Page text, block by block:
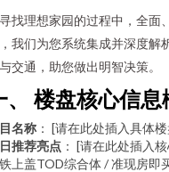
找理想家园的过程中，全面
我们为您系统集成并深度解
交通，助您做出明智决策。
、 楼盘核心信息
名称 ： [请在此处插入具体
推荐亮点 ： [请在此处插入
上盖TOD综合体 / 准现房即